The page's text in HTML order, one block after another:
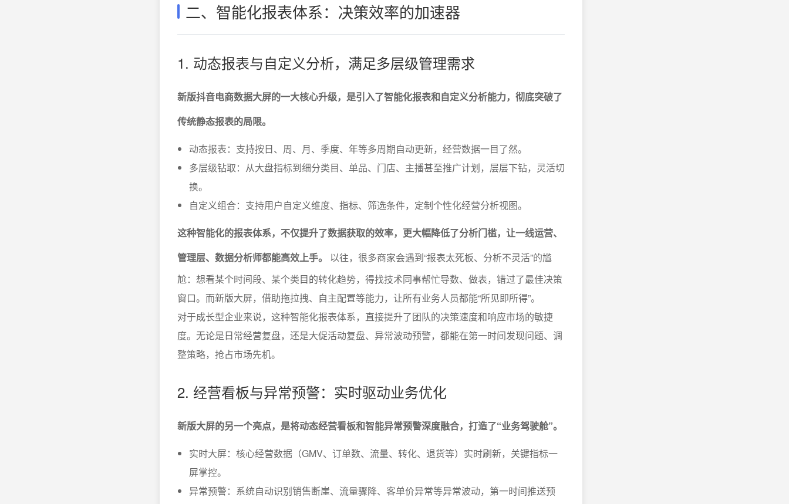
二、智能化报表体系：决策效率的加速器
1. 动态报表与自定义分析，满足多层级管理需求
新版抖音电商数据大屏的一大核心升级，是引入了智能化报表和自定义分析能力，彻底突破了
传统静态报表的局限。
动态报表：支持按日、周、月、季度、年等多周期自动更新，经营数据一目了然。
多层级钻取：从大盘指标到细分类目、单品、门店、主播甚至推广计划，层层下钻，灵活切
换。
自定义组合：支持用户自定义维度、指标、筛选条件，定制个性化经营分析视图。
这种智能化的报表体系，不仅提升了数据获取的效率，更大幅降低了分析门槛，让一线运营、
管理层、数据分析师都能高效上手。
以往，很多商家会遇到“报表太死板、分析不灵活”的尴
尬：想看某个时间段、某个类目的转化趋势，得找技术同事帮忙导数、做表，错过了最佳决策
窗口。而新版大屏，借助拖拉拽、自主配置等能力，让所有业务人员都能“所见即所得”。
对于成长型企业来说，这种智能化报表体系，直接提升了团队的决策速度和响应市场的敏捷
度。无论是日常经营复盘，还是大促活动复盘、异常波动预警，都能在第一时间发现问题、调
整策略，抢占市场先机。
2. 经营看板与异常预警：实时驱动业务优化
新版大屏的另一个亮点，是将动态经营看板和智能异常预警深度融合，打造了“业务驾驶舱”。
实时大屏：核心经营数据（GMV、订单数、流量、转化、退货等）实时刷新，关键指标一
屏掌控。
异常预警：系统自动识别销售断崖、流量骤降、客单价异常等异常波动，第一时间推送预